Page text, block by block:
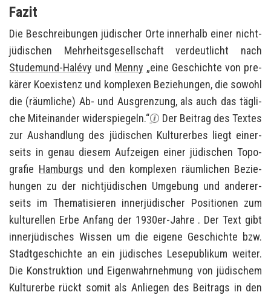
Fazit
Die Be­schrei­bun­gen jü­di­scher Orte in­ner­halb einer nicht­
jü­di­schen Mehr­heits­ge­sell­schaft ver­deut­licht nach
Studemund-​Halévy und Menny „eine Ge­schich­te von pre­
kä­rer Ko­exis­tenz und kom­ple­xen Be­zie­hun­gen, die so­wohl
die (räum­li­che) Ab- und Aus­gren­zung, als auch das täg­li­
che Mit­ein­an­der wi­der­spie­geln.“
Der Bei­trag des Tex­tes
zur Aus­hand­lung des jü­di­schen Kul­tur­er­bes liegt ei­ner­
seits in genau die­sem Auf­zei­gen einer jü­di­schen To­po­
gra­fie Ham­burgs und den kom­ple­xen räum­li­chen Be­zie­
hun­gen zu der nicht­jü­di­schen Um­ge­bung und an­de­rer­
seits im The­ma­ti­sie­ren in­ner­jü­di­scher Po­si­tio­nen zum
kul­tu­rel­len Erbe An­fang der 1930er-​Jahre . Der Text gibt
in­ner­jü­di­sches Wis­sen um die ei­ge­ne Ge­schich­te bzw.
Stadt­ge­schich­te an ein jü­di­sches Le­se­pu­bli­kum wei­ter.
Die Kon­struk­ti­on und Ei­gen­wahr­neh­mung von jü­di­schem
Kul­tur­er­be rückt somit als An­lie­gen des Bei­trags in den